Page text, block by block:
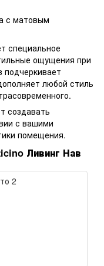
с матовым
специальное
ощущения при
подчеркивает
любой стиль
создавать
с вашими
помещения.
Ливинг Нав